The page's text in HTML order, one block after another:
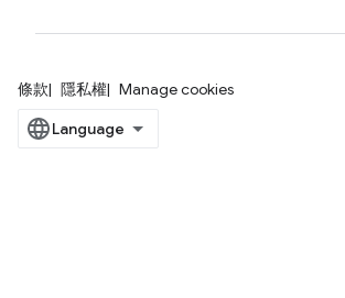
條款 隱私權 Manage cookies